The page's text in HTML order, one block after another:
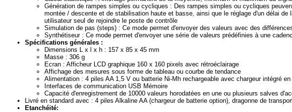
Génération de rampes simples ou cycliques : Des rampes simples ou cycliques
montée / descente et de stabilisation haute et basse, ainsi que le réglage d'un délai
utilisateur seul de rejoindre le poste de contrôle
Simulation de pas (steps) : Ce mode permet d'envoyer des valeurs avec des
Synthétiseur : Ce mode permet d'envoyer une série de valeurs prédéfinies à une
Spécifications générales :
Dimensions L x l x h : 157 x 85 x 45 mm
Masse : 306 g
Ecran : Afficheur LCD graphique 160 x 160 pixels avec rétroéclairage
Affichage des mesures sous forme de tableau ou courbe de tendance
Alimentation : 4 piles AA 1,5 V ou batterie Ni-Mh rechargeable avec chargeur intégré en
Interfaces de communication USB Mémoire
Capacité d'enregistrement de 10000 valeurs horodatées en une ou plusieurs salves
Livré en standard avec : 4 piles Alkaline AA (chargeur de batterie option), dragonne de
Etanchéité: